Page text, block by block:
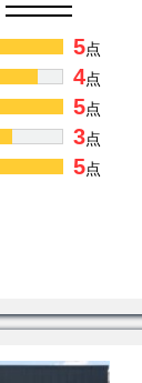
5点
4点
5点
3点
5点